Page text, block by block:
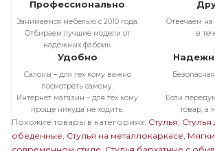
Профессионально
Занимаемся мебелью с 2010 года.
Отбираем лучшие модели от
надежных фабрик.
Отвечаем на
в
Удобно
Салоны – для тех кому важно
посмотреть самому.
Интернет магазин – для тех кому
проще никуда не ходить.
Если
товар, а
Похожие товары в категориях: Стулья Стулья
обеденные Стулья на металлокаркасе